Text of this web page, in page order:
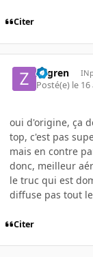
Citer
zogren
Posté(e) le 16
oui d'origine, ça
top, c'est pas
mais en contre
donc, meilleur
le truc qui est
diffuse pas tout
Citer